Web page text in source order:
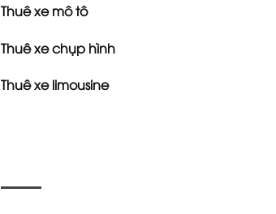
Thuê xe mô tô
Thuê xe chụp hình
Thuê xe limousine